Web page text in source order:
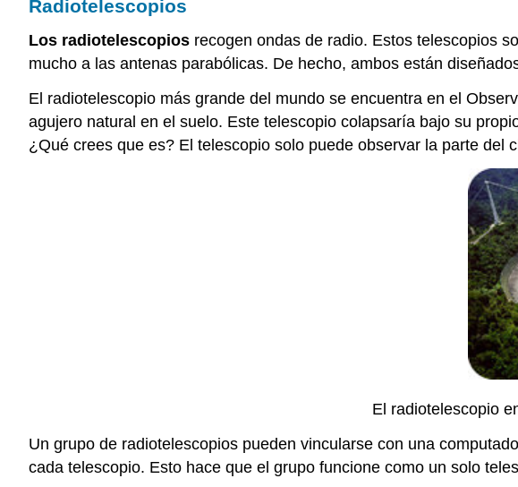
Radiotelescopios
Los radiotelescopios recogen ondas de radio. Estos telescopios
mucho a las antenas parabólicas. De hecho, ambos están
El radiotelescopio más grande del mundo se encuentra en el
agujero natural en el suelo. Este telescopio colapsaría bajo su
¿Qué crees que es? El telescopio solo puede observar la parte del
El radiotelescopio
Un grupo de radiotelescopios pueden vincularse con una
cada telescopio. Esto hace que el grupo funcione como un solo